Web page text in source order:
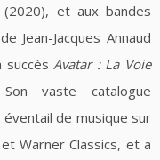
et aux bandes
Jean-Jacques Annaud
Avatar : La Voie
vaste catalogue
de musique sur
Warner Classics, et a